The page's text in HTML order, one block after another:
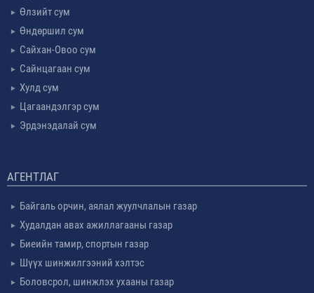
Өлзийт сум
Өндөршил сум
Сайхан-Овоо сум
Сайнцагаан сум
Хулд сум
Цагаандэлгэр сум
Эрдэнэдалай сум
АГЕНТЛАГ
Байгаль орчин, аялал жуулчлалын газар
Худалдан авах ажиллагааны газар
Биеийн тамир, спортын газар
Шүүх шинжилгээний хэлтэс
Боловсрол, шинжлэх ухааны газар